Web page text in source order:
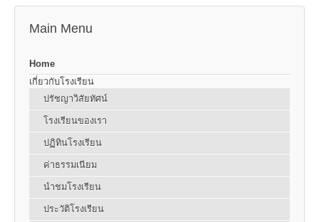
Main Menu
Home
เกี่ยวกับโรงเรียน
ปรัชญาวิสัยทัศน์
โรงเรียนของเรา
ปฏิทินโรงเรียน
ค่าธรรมเนียม
นำชมโรงเรียน
ประวัติโรงเรียน